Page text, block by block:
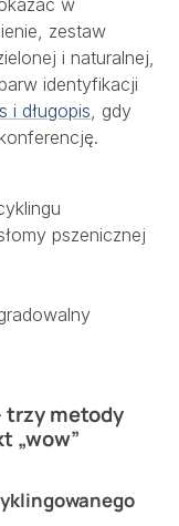
zestaw
i naturalnej,
identyfikacji
i długopis , gdy
pszenicznej
trzy metody
„wow”